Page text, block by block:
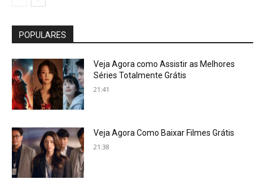
POPULARES
Veja Agora como Assistir as Melhores
Séries Totalmente Grátis
21:41
Veja Agora Como Baixar Filmes Grátis
21:38